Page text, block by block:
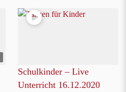
Schulkinder – Live
Unterricht 16.12.2020